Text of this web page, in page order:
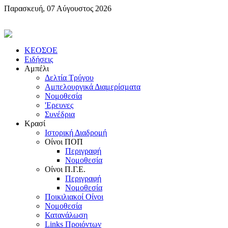
Παρασκευή, 07 Αύγουστος 2026
KEOΣOE
Ειδήσεις
Αμπέλι
Δελτία Τρύγου
Αμπελουργικά Διαμερίσματα
Nομοθεσία
'Eρευνες
Συνέδρια
Κρασί
Iστορική Διαδρομή
Oίνοι ΠOΠ
Περιγραφή
Nομοθεσία
Oίνοι Π.Γ.E.
Περιγραφή
Νομοθεσία
Ποικιλιακοί Oίνοι
Nομοθεσία
Κατανάλωση
Links Προιόντων